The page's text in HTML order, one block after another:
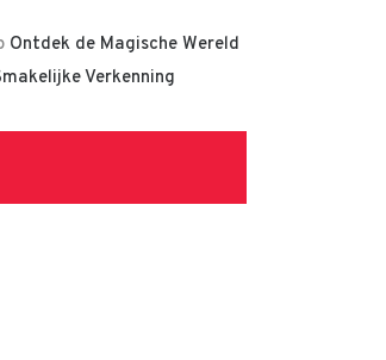
Ontdek de Magische Wereld
Verkenning